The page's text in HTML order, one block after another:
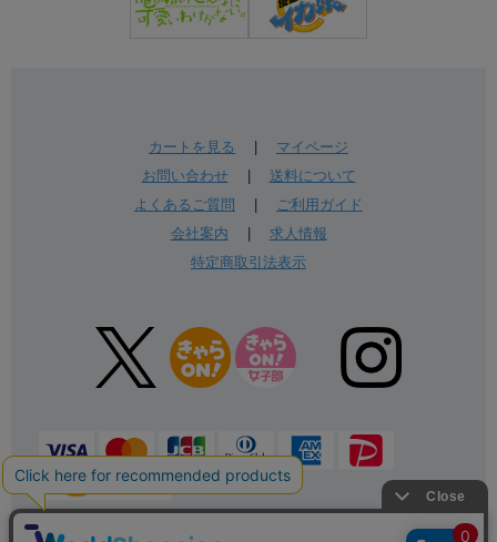
カートを見る
マイページ
お問い合わせ| 送料について
よくあるご質問
ご利用ガイド
会社案内
求人情報
特定商取引法表示